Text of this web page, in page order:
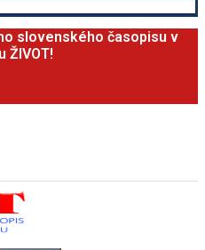
slovenského časopisu v
ŽIVOT!